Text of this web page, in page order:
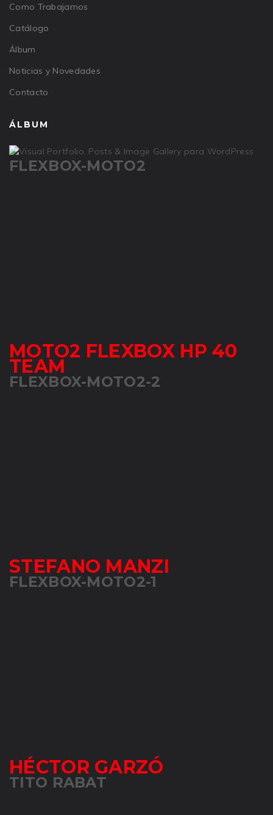
Como Trabajamos
Catálogo
Álbum
Noticias y Novedades
Contacto
ÁLBUM
FLEXBOX-MOTO2
MOTO2 FLEXBOX HP 40
TEAM
FLEXBOX-MOTO2-2
STEFANO MANZI
FLEXBOX-MOTO2-1
HÉCTOR GARZÓ
TITO RABAT